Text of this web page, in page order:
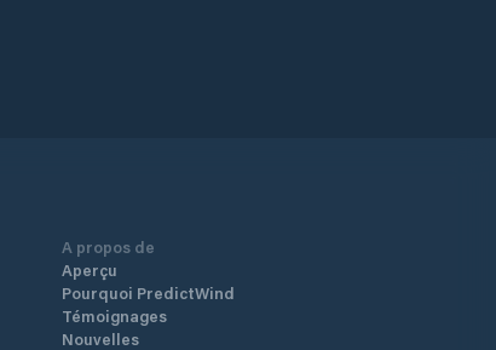
A propos de
Aperçu
Pourquoi PredictWind
Témoignages
Nouvelles